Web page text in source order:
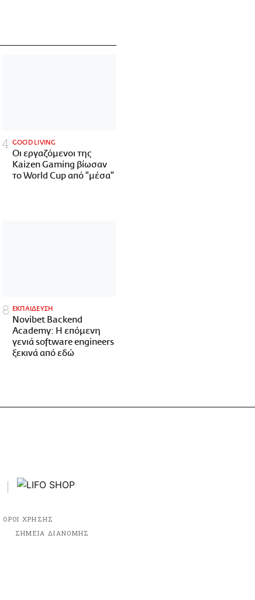
GOOD LIVING
Οι εργαζόμενοι της
Kaizen Gaming βίωσαν
το World Cup από "μέσα"
ΕΚΠΑΙΔΕΥΣΗ
Novibet Backend
Academy: Η επόμενη
γενιά software engineers
ξεκινά από εδώ
ΟΡΟΙ ΧΡΗΣΗΣ
ΣΗΜΕΙΑ ΔΙΑΝΟΜΗΣ